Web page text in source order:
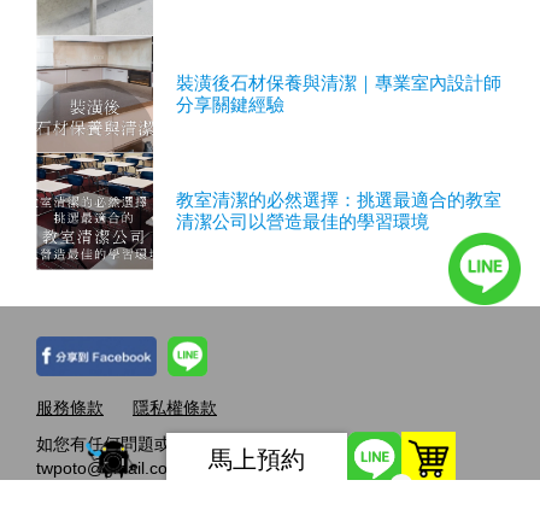
裝潢後石材保養與清潔｜專業室內設計師
分享關鍵經驗
教室清潔的必然選擇：挑選最適合的教室
清潔公司以營造最佳的學習環境
馬上預約
服務條款
隱私權條款
如您有任何問題或建議，請發電子郵件至
twpoto@gmail.com，感謝您造訪本網站。